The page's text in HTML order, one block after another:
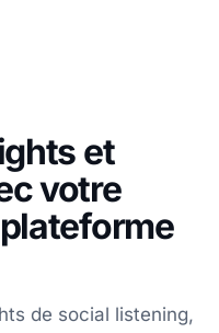
et
votre
de social listening,